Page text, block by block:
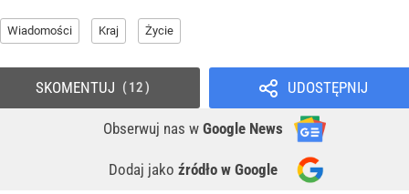
Wiadomości Kraj Życie
UDOSTĘPNIJ
Obserwuj nas w Google News
Dodaj jako źródło w Google
SKOMENTUJ 12